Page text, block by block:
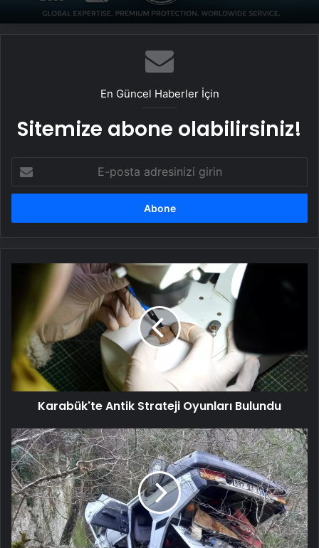
En Güncel Haberler İçin
Sitemize abone olabilirsiniz!
posta
adresinizi
Karabük'te
Oyunları
Bulundu
Karabük'te Antik Strateji Oyunları Bulundu
Dikmen'de
Otomobil
Devrildi:
5
Yaralı